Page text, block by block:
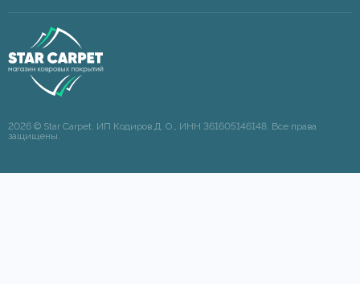
2026 © Star Carpet. ИП Кодиров Д. О., ИНН 361605146148. Все права
защищены.